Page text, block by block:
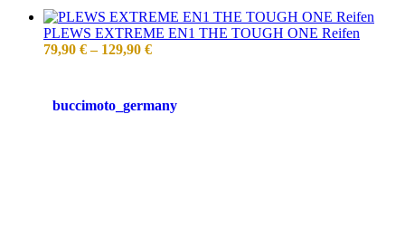
PLEWS EXTREME EN1 THE TOUGH ONE Reifen
79,90 €– 129,90 €
buccimoto_germany